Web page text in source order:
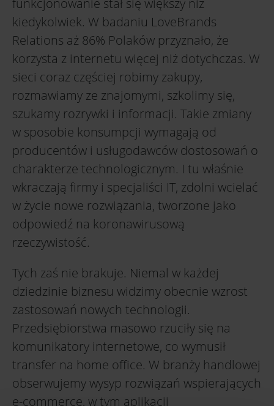
funkcjonowanie stał się większy niż
kiedykolwiek. W badaniu LoveBrands
Relations aż 86% Polaków przyznało, że
korzysta z internetu więcej niż dotychczas. W
sieci coraz częściej robimy zakupy,
rozmawiamy ze znajomymi, szkolimy się,
szukamy rozrywki i informacji. Takie zmiany
w sposobie konsumpcji wymagają od
producentów i usługodawców dostosowań o
charakterze technologicznym. I tu właśnie
wkraczają firmy i specjaliści IT, zdolni wcielać
w życie nowe rozwiązania, tworzone jako
odpowiedź na koronawirusową
rzeczywistość.
Tych zaś nie brakuje. Niemal w każdej
dziedzinie biznesu widzimy obecnie wzrost
zastosowań nowych technologii.
Przedsiębiorstwa masowo rzuciły się na
komunikatory internetowe, co wymusił
transfer na home office. W branży handlowej
obserwujemy wysyp rozwiązań wspierających
e-commerce, w tym aplikacji